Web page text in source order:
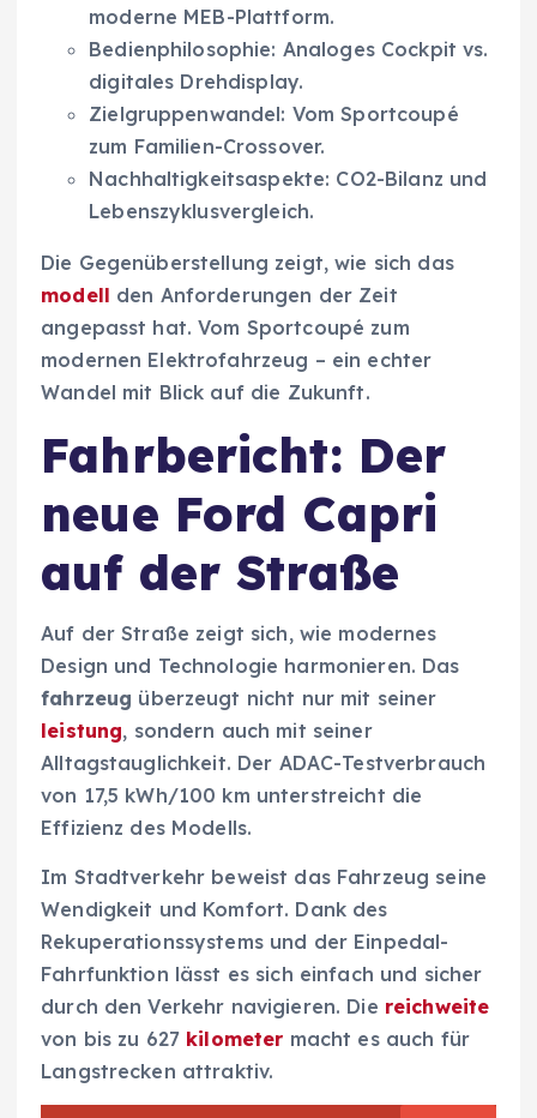
moderne MEB-Plattform.
Bedienphilosophie: Analoges Cockpit vs.
digitales Drehdisplay.
Zielgruppenwandel: Vom Sportcoupé
zum Familien-Crossover.
Nachhaltigkeitsaspekte: CO2-Bilanz und
Lebenszyklusvergleich.
Die Gegenüberstellung zeigt, wie sich das
modell den Anforderungen der Zeit
angepasst hat. Vom Sportcoupé zum
modernen Elektrofahrzeug – ein echter
Wandel mit Blick auf die Zukunft.
Fahrbericht: Der
neue Ford Capri
auf der Straße
Auf der Straße zeigt sich, wie modernes
Design und Technologie harmonieren. Das
fahrzeug überzeugt nicht nur mit seiner
leistung, sondern auch mit seiner
Alltagstauglichkeit. Der ADAC-Testverbrauch
von 17,5 kWh/100 km unterstreicht die
Effizienz des Modells.
Im Stadtverkehr beweist das Fahrzeug seine
Wendigkeit und Komfort. Dank des
Rekuperationssystems und der Einpedal-
Fahrfunktion lässt es sich einfach und sicher
durch den Verkehr navigieren. Die reichweite
von bis zu 627 kilometer macht es auch für
Langstrecken attraktiv.